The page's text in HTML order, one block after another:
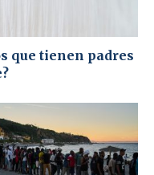
que tienen padres